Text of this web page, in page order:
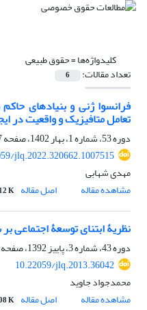
کلیدواژه‌ها =حقوق طبیعی
تعداد مقالات: 6
فرانسوا ژنی و بنیادهای
تعامل متافیزیک و واقعیت در
دوره 53، شماره 1، بهار 1402، صفحه
jlq.2022.320662.1007515
مهدی شهابی
مشاهده مقاله
اصل مقاله K
نظریۀ ابتنای توسعۀ اجتماعی
دوره 43، شماره 3، پاییز 1392، صفحه
10.22059/jlq.2013.36042
محمدجواد جاوید
مشاهده مقاله
اصل مقاله K